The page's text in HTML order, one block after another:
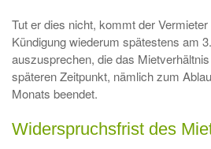
Tut er dies nicht, kommt der
Kündigung wiederum spätestens am
auszusprechen, die das
späteren Zeitpunkt, nämlich zum
Monats beendet.
Widerspruchsfrist des